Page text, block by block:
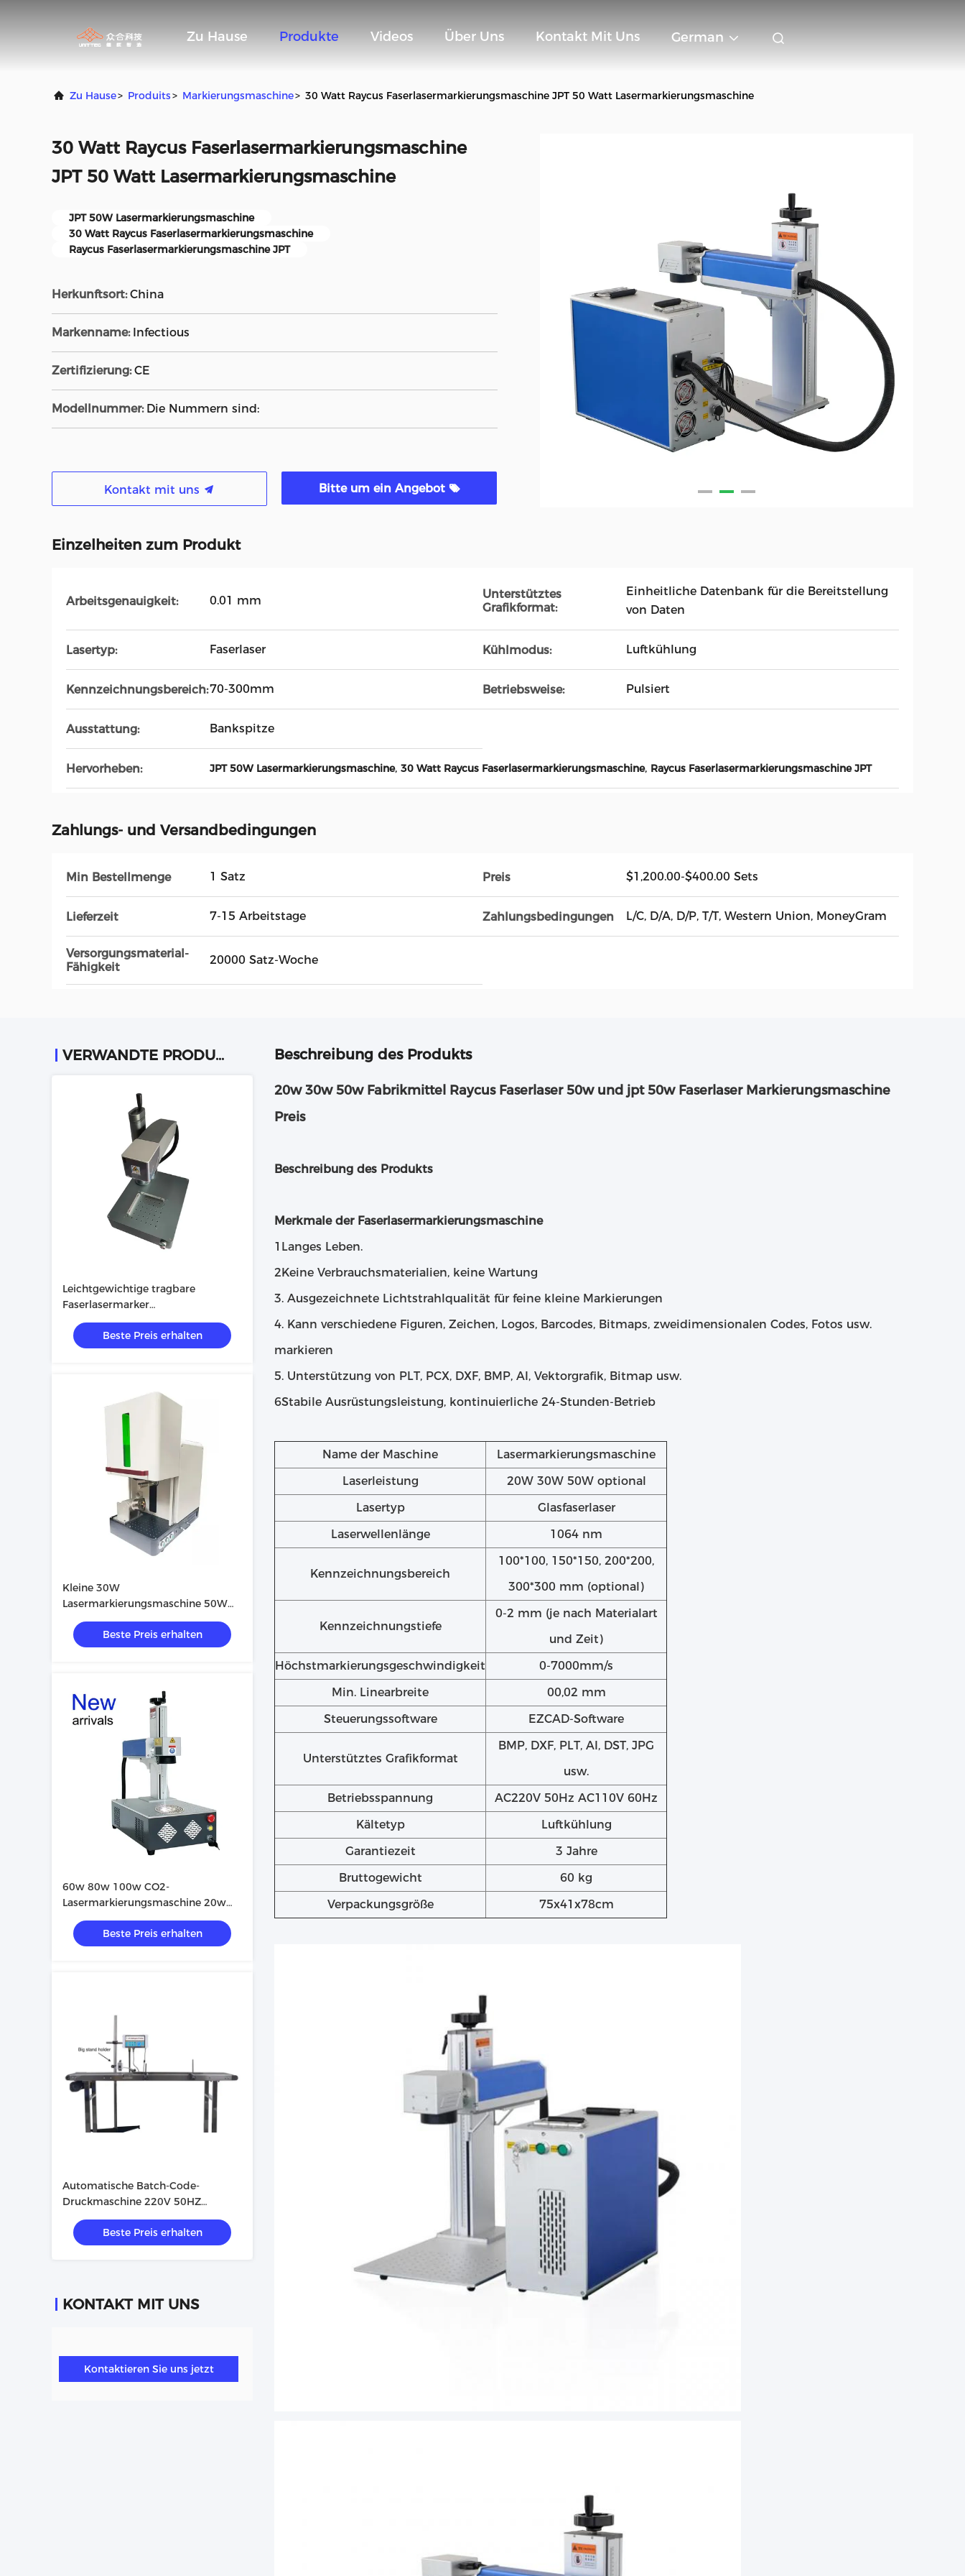
Zu Hause Produkte Videos Über Uns Kontakt Mit Uns German
Zu Hause> Produits> Markierungsmaschine> 30 Watt Raycus Faserlasermarkierungsmaschine JPT 50 Watt Lasermarkierungsmaschine
30 Watt Raycus Faserlasermarkierungsmaschine
JPT 50 Watt Lasermarkierungsmaschine
JPT 50W Lasermarkierungsmaschine
30 Watt Raycus Faserlasermarkierungsmaschine
Raycus Faserlasermarkierungsmaschine JPT
Herkunftsort: China
Markenname: Infectious
Zertifizierung: CE
Modellnummer: Die Nummern sind:
Kontakt mit uns Bitte um ein Angebot
Einzelheiten zum Produkt
Arbeitsgenauigkeit: 0.01 mm
Unterstütztes
Grafikformat:
Einheitliche Datenbank für die Bereitstellung
von Daten
Lasertyp: Faserlaser Kühlmodus: Luftkühlung
Kennzeichnungsbereich:70-300mm Betriebsweise: Pulsiert
Ausstattung: Bankspitze
Hervorheben: JPT 50W Lasermarkierungsmaschine, 30 Watt Raycus Faserlasermarkierungsmaschine, Raycus Faserlasermarkierungsmaschine JPT
Zahlungs- und Versandbedingungen
Min Bestellmenge 1 Satz Preis $1,200.00-$400.00 Sets
Lieferzeit 7-15 Arbeitstage Zahlungsbedingungen L/C, D/A, D/P, T/T, Western Union, MoneyGram
Versorgungsmaterial-
Fähigkeit
20000 Satz-Woche
VERWANDTE PRODUKTE
Leichtgewichtige tragbare
Faserlasermarker
Schmucklasergravurmaschine
Beste Preis erhalten
Kleine 30W
Lasermarkierungsmaschine 50W
Glasfaserlasermarkierungsmaschine
PortableBeste Preis erhalten
60w 80w 100w CO2-
Lasermarkierungsmaschine 20w
30w 50w UV-Lasermarker
Beste Preis erhalten
Automatische Batch-Code-
Druckmaschine 220V 50HZ
Tinteinspritzdatierungskodermaschine
Beste Preis erhalten
KONTAKT MIT UNS
Kontaktieren Sie uns jetzt
Beschreibung des Produkts
20w 30w 50w Fabrikmittel Raycus Faserlaser 50w und jpt 50w Faserlaser Markierungsmaschine
Preis
Beschreibung des Produkts
Merkmale der Faserlasermarkierungsmaschine
1Langes Leben.
2Keine Verbrauchsmaterialien, keine Wartung
3. Ausgezeichnete Lichtstrahlqualität für feine kleine Markierungen
4. Kann verschiedene Figuren, Zeichen, Logos, Barcodes, Bitmaps, zweidimensionalen Codes, Fotos usw.
markieren
5. Unterstützung von PLT, PCX, DXF, BMP, AI, Vektorgrafik, Bitmap usw.
6Stabile Ausrüstungsleistung, kontinuierliche 24-Stunden-Betrieb
Name der Maschine
Lasermarkierungsmaschine
Laserleistung
20W 30W 50W optional
Lasertyp
Glasfaserlaser
Laserwellenlänge
1064 nm
Kennzeichnungsbereich
100*100, 150*150, 200*200,
300*300 mm (optional)
Kennzeichnungstiefe
0-2 mm (je nach Materialart
und Zeit)
Höchstmarkierungsgeschwindigkeit
0-7000mm/s
Min. Linearbreite
00,02 mm
Steuerungssoftware
EZCAD-Software
Unterstütztes Grafikformat
BMP, DXF, PLT, AI, DST, JPG
usw.
Betriebsspannung
AC220V 50Hz AC110V 60Hz
Kältetyp
Luftkühlung
Garantiezeit
3 Jahre
Bruttogewicht
60 kg
Verpackungsgröße
75x41x78cm